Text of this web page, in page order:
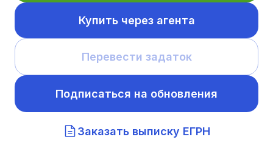
Купить через агента
Перевести задаток
Подписаться на обновления
Заказать выписку ЕГРН